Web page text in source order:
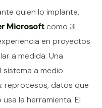
quien lo implante,
Microsoft como 3L
en proyectos
a medida. Una
a medio
reprocesos, datos que
la herramienta. El